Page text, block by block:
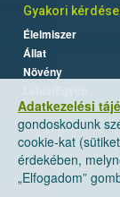
Adatkezelési
gondoskodunk
cookie-kat
érdekében,
„Elfogadom”
Gyakori
Élelmiszer
Állat
Növény